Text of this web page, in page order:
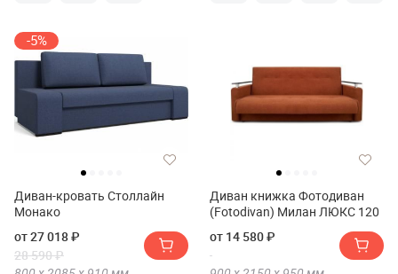
-5%
Диван-кровать Столлайн
Монако
от 27 018 ₽
28 590 ₽
Диван книжка Фотодиван
(Fotodivan) Милан ЛЮКС 120
от 14 580 ₽